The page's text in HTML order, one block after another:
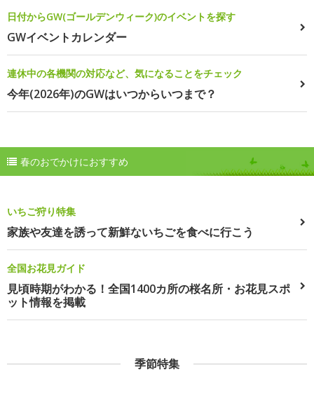
日付からGW(ゴールデンウィーク)のイベントを探す
GWイベントカレンダー
連休中の各機関の対応など、気になることをチェック
今年(2026年)のGWはいつからいつまで？
春のおでかけにおすすめ
いちご狩り特集
家族や友達を誘って新鮮ないちごを食べに行こう
全国お花見ガイド
見頃時期がわかる！全国1400カ所の桜名所・お花見スポ
ット情報を掲載
季節特集